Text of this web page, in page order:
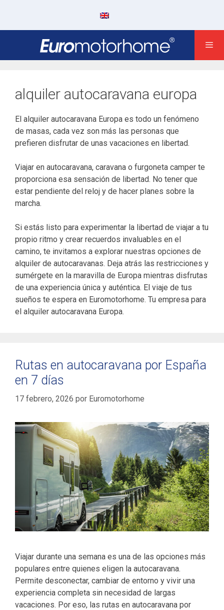
contenido
alquiler autocaravana europa
El alquiler autocaravana Europa es todo un fenómeno
de masas, cada vez son más las personas que
prefieren disfrutar de unas vacaciones en libertad.
Viajar en autocaravana, caravana o furgoneta camper te
proporciona esa sensación de libertad. No tener que
estar pendiente del reloj y de hacer planes sobre la
marcha.
Si estás listo para experimentar la libertad de viajar a tu
propio ritmo y crear recuerdos invaluables en el
camino, te invitamos a explorar nuestras opciones de
alquiler de autocaravanas. Deja atrás las restricciones y
sumérgete en la maravilla de Europa mientras disfrutas
de una experiencia única y auténtica. El viaje de tus
sueños te espera en Euromotorhome. Tu empresa para
el alquiler autocaravana Europa.
Rutas en autocaravana por España
en 7 días
17 febrero, 2026 por Euromotorhome
Viajar durante una semana es una de las opciones más
populares entre quienes eligen la autocaravana.
Permite desconectar, cambiar de entorno y vivir una
experiencia completa sin necesidad de largas
vacaciones. Por eso, las rutas en autocaravana por